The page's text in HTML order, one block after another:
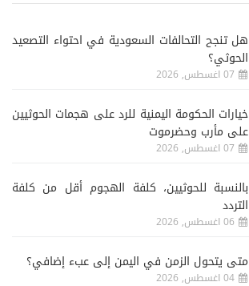
هل تنجح التحالفات السعودية في احتواء التصعيد
الحوثي؟
07 اغسطس, 2026
خيارات الحكومة اليمنية للرد على هجمات الحوثيين
على مأرب وحضرموت
07 اغسطس, 2026
‏بالنسبة للحوثيين، كلفة الهجوم أقل من كلفة
التردد
06 اغسطس, 2026
متى يتحول الزمن في اليمن إلى عبء إضافي؟
04 اغسطس, 2026